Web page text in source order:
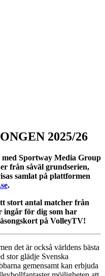
2025/26
med Sportway Media Group
från såväl grundserien,
samlat på plattformen
.
stort antal matcher från
ingår för dig som har
på VolleyTV!
det är också världens bästa
stor glädje Svenska
gemensamt kan erbjuda